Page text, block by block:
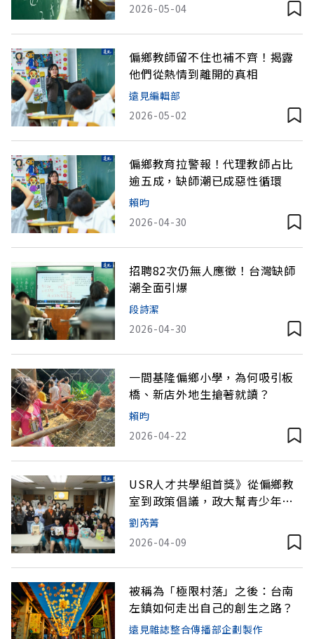
2026-05-04
偏鄉教師留不住也補不齊！揭露
他們從熱情到離開的真相
遠見編輯部
2026-05-02
偏鄉教育拉警報！代理教師占比
逾五成，缺師潮已成惡性循環
賴昀
2026-04-30
招聘82次仍無人應徵！台灣缺師
潮全面引爆
段詩潔
2026-04-30
一間基隆偏鄉小學，為何吸引板
橋、新店外地生搶著就讀？
賴昀
2026-04-22
USR人才共學組首獎》從偏鄉教
室到政策倡議，政大幫青少年
「數位排毒」
劉芮菁
2026-04-09
被稱為「極限村落」之後：台南
左鎮如何走出自己的創生之路？
遠見雜誌整合傳播部企劃製作